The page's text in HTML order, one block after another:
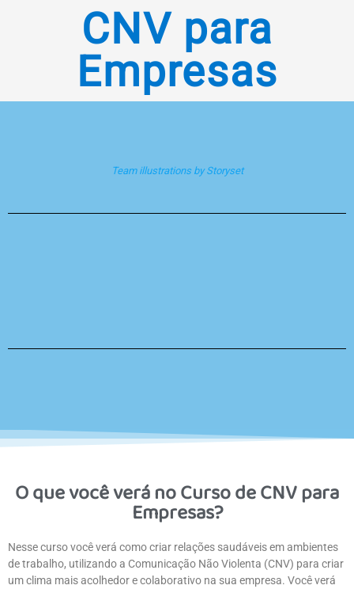
CNV para
Empresas
Team illustrations by Storyset
O que você verá no Curso de CNV para
Empresas?
Nesse curso você verá como criar relações saudáveis em ambientes
de trabalho, utilizando a Comunicação Não Violenta (CNV) para criar
um clima mais acolhedor e colaborativo na sua empresa. Você verá